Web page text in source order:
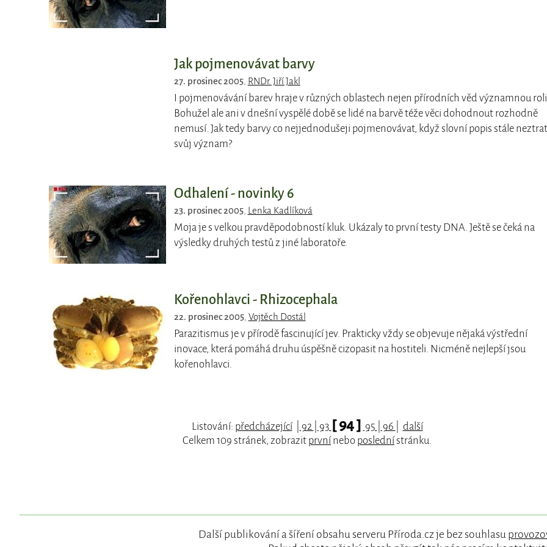
Jak pojmenovávat barvy
27. prosinec 2005, RNDr. Jiří Jakl
I pojmenovávání barev hraje v různých oblastech nejen přírodních věd významnou
Bohužel ale ani v dnešní vyspělé době se lidé na barvě téže věci dohodnout rozhodně
nemusí. Jak tedy barvy co nejjednodušeji pojmenovávat, když slovní popis stále
svůj význam?
Odhalení - novinky 6
23. prosinec 2005, Lenka Kadlíková
Moja je s velkou pravděpodobností kluk. Ukázaly to první testy DNA. Ještě se čeká na
výsledky druhých testů z jiné laboratoře.
Kořenohlavci - Rhizocephala
22. prosinec 2005, Vojtěch Dostál
Parazitismus je v přírodě fascinující jev. Prakticky vždy se objevuje nějaká výstřední
inovace, která pomáhá druhu úspěšně cizopasit na hostiteli. Nicméně nejlepší jsou
kořenohlavci.
Listování: předcházející| 92 93 [ 94 ] 95 96
další
Celkem 109 stránek, zobrazit prvnínebo poslednístránku.
Další publikování a šíření obsahu serveru Příroda.cz je bez souhlasu